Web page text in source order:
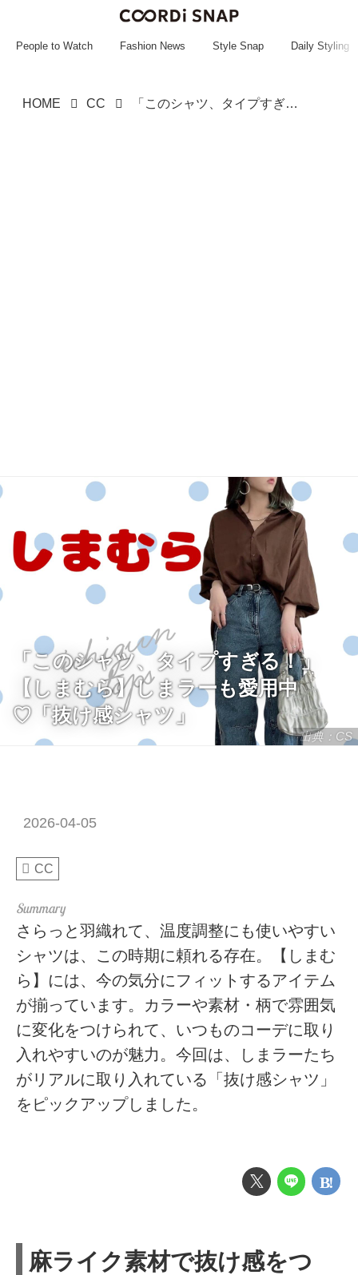
~~~~~~~~~~~
People to Watch Fashion News Style Snap Daily Styling
HOME CC 「このシャツ、タイプすぎる！」【しまむら】しまラーも愛用中♡「抜け感シャツ」
出典：CS
「このシャツ、タイプすぎる！」
【しまむら】しまラーも愛用中
♡「抜け感シャツ」
2026-04-05
CC
さらっと羽織れて、温度調整にも使いやすい
シャツは、この時期に頼れる存在。【しまむ
ら】には、今の気分にフィットするアイテム
が揃っています。カラーや素材・柄で雰囲気
に変化をつけられて、いつものコーデに取り
入れやすいのが魅力。今回は、しまラーたち
がリアルに取り入れている「抜け感シャツ」
をピックアップしました。
麻ライク素材で抜け感をつ